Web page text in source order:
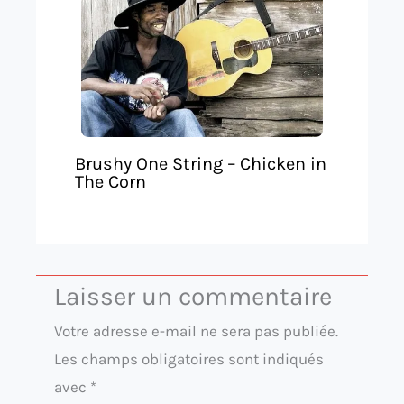
Brushy One String – Chicken in
The Corn
Laisser un commentaire
Votre adresse e-mail ne sera pas publiée.
Les champs obligatoires sont indiqués
avec *